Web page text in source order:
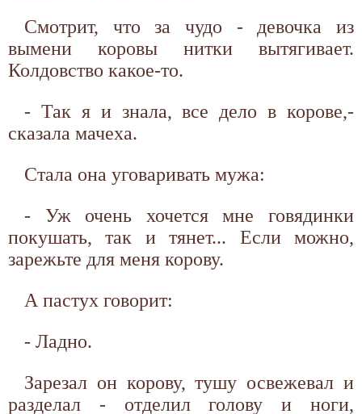
Смотрит, что за чудо - девочка из
вымени коровы нитки вытягивает.
Колдовство какое-то.
- Так я и знала, все дело в корове,-
сказала мачеха.
Стала она уговаривать мужа:
- Уж очень хочется мне говядинки
покушать, так и тянет... Если можно,
зарежьте для меня корову.
А пастух говорит:
- Ладно.
Зарезал он корову, тушу освежевал и
разделал - отделил голову и ноги,